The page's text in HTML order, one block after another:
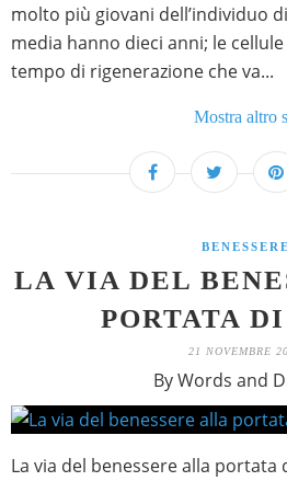
molto più giovani dell’individuo
media hanno dieci anni; le
tempo di rigenerazione che va...
Mostra altro
BENESSERE
LA VIA DEL
PORTATA
21 NOVEMBRE
By Words and
La via del benessere alla